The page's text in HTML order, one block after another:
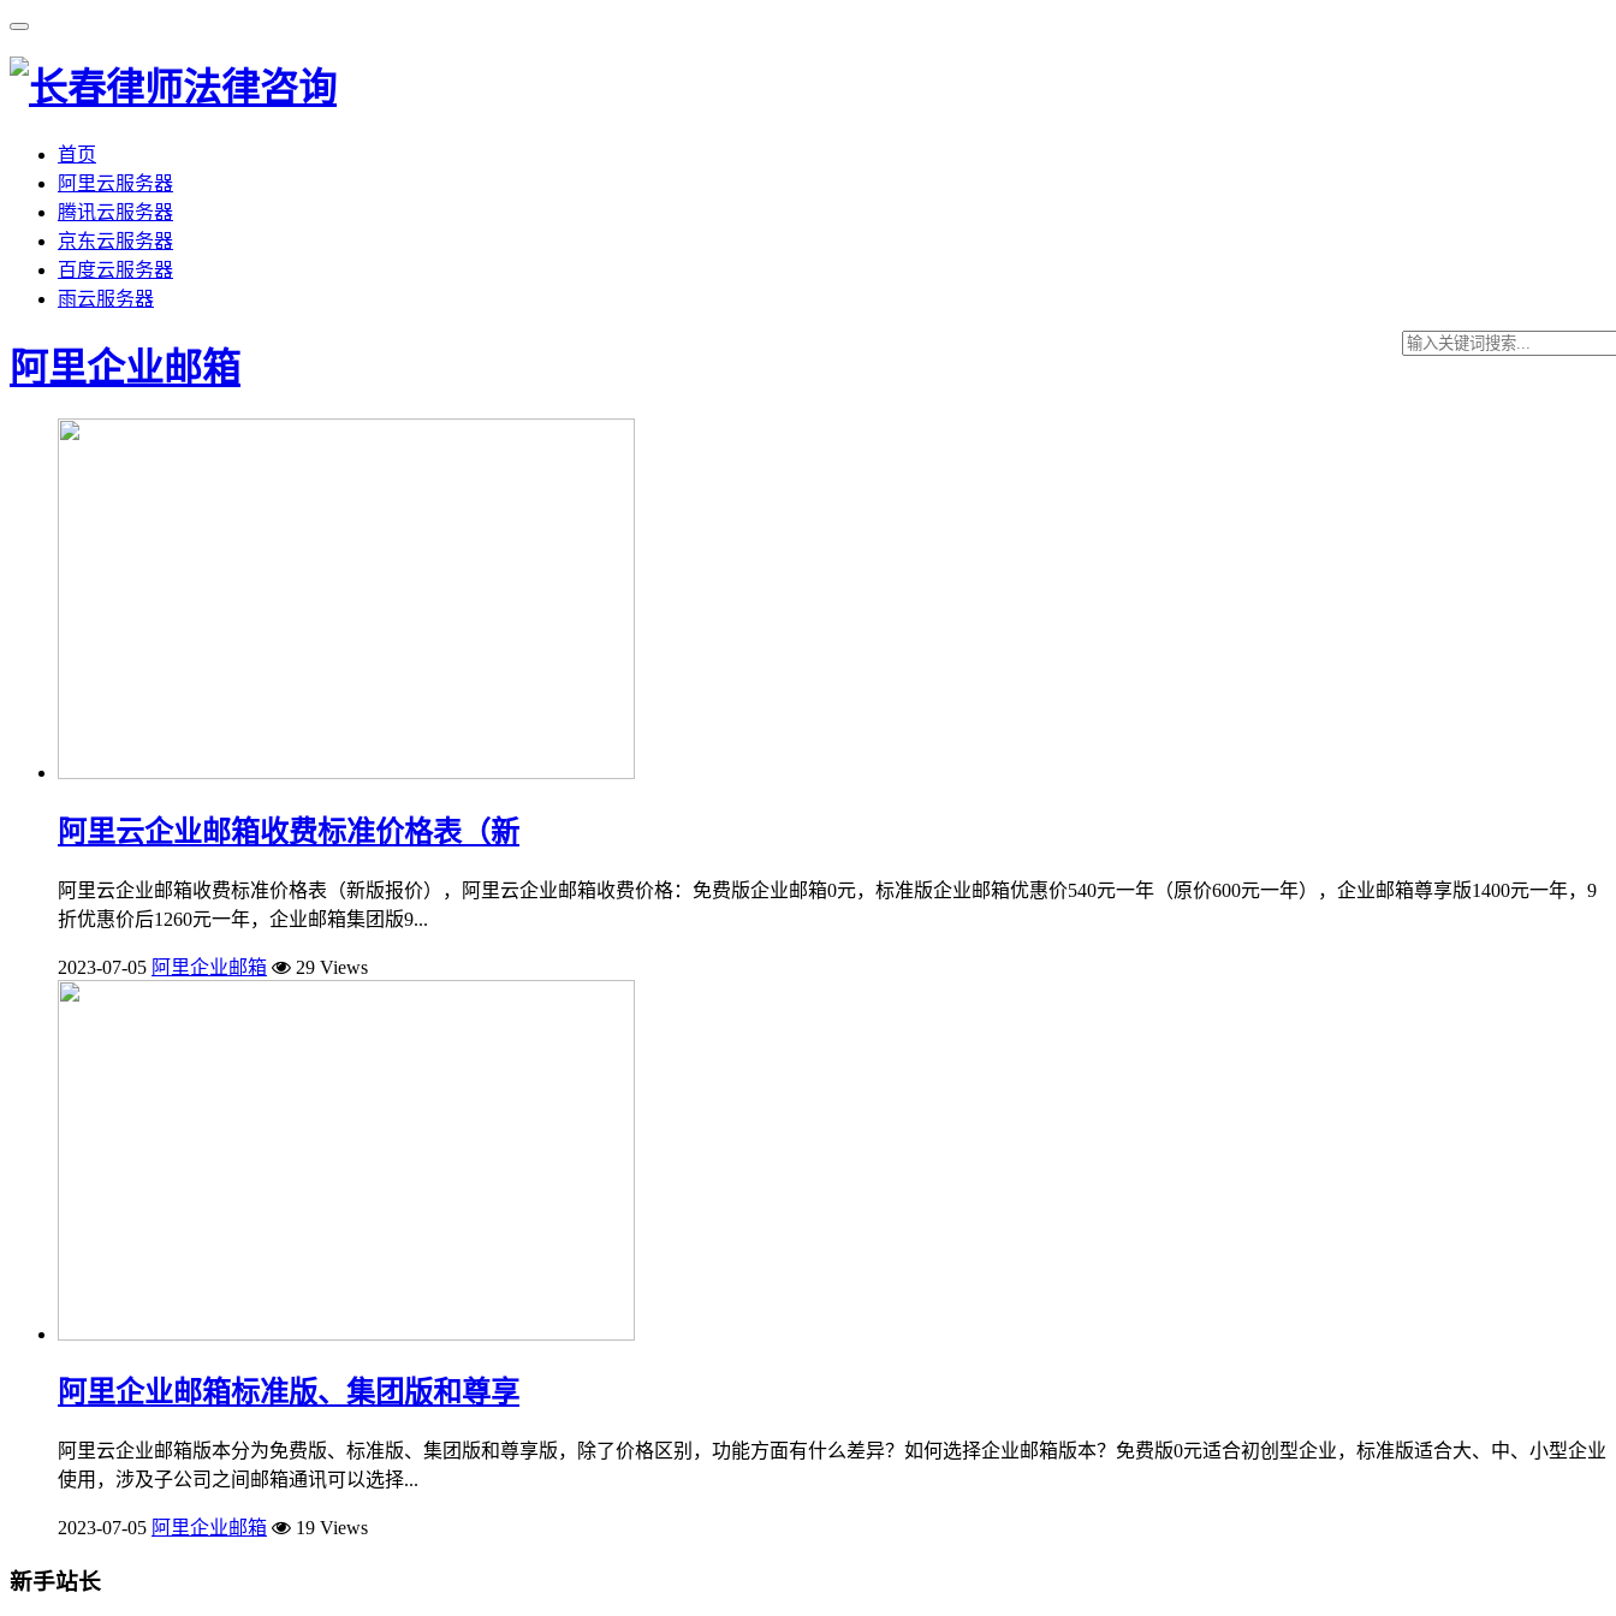
首页
阿里云服务器
腾讯云服务器
京东云服务器
百度云服务器
雨云服务器
阿里企业邮箱
阿里云企业邮箱收费标准价格表（新
阿里云企业邮箱收费标准价格表（新版报价），阿里云企业邮箱收费价格：免费版企业邮箱0元，标准版企业邮箱优惠价540元一年（原价600元一年），企业邮箱尊享版1400元一年，9
折优惠价后1260元一年，企业邮箱集团版9...
2023-07-05 阿里企业邮箱 29 Views
阿里企业邮箱标准版、集团版和尊享
阿里云企业邮箱版本分为免费版、标准版、集团版和尊享版，除了价格区别，功能方面有什么差异？如何选择企业邮箱版本？免费版0元适合初创型企业，标准版适合大、中、小型企业
使用，涉及子公司之间邮箱通讯可以选择...
2023-07-05 阿里企业邮箱 19 Views
新手站长